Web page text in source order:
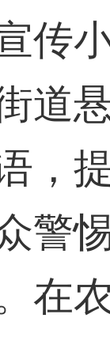
小
道
，
警
在